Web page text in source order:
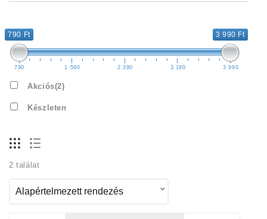
790 Ft 3 990 Ft
790 1 590 2 390 3 190 3 990
Akciós(2)
Készleten
2 találat